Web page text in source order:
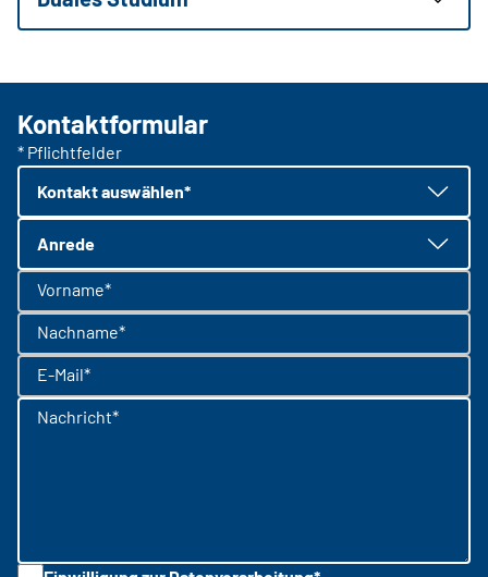
Kontaktformular
* Pflichtfelder
Kontakt auswählen*
Anrede
Vorname*
Nachname*
E-Mail*
Nachricht*